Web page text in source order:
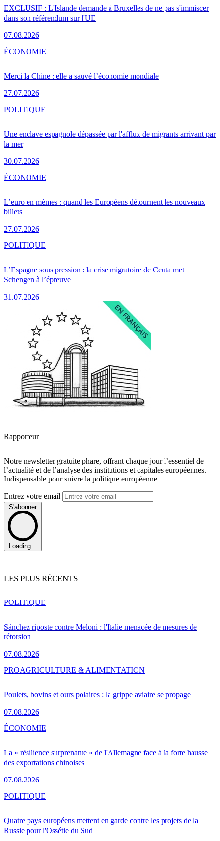
EXCLUSIF : L'Islande demande à Bruxelles de ne pas s'immiscer
dans son référendum sur l'UE
07.08.2026
Merci la Chine : elle a sauvé l’économie mondiale
27.07.2026
ÉCONOMIE
Une enclave espagnole dépassée par l'afflux de migrants arrivant par
la mer
30.07.2026
POLITIQUE
L’euro en mèmes : quand les Européens détournent les nouveaux
billets
27.07.2026
ÉCONOMIE
L’Espagne sous pression : la crise migratoire de Ceuta met
Schengen à l’épreuve
31.07.2026
POLITIQUE
Rapporteur
Notre newsletter gratuite phare, offrant chaque jour l’essentiel de
l’actualité et de l’analyse des institutions et capitales européennes.
Indispensable pour suivre la politique européenne.
Entrez votre email
S'abonner
Loading...
LES PLUS RÉCENTS
Sánchez riposte contre Meloni : l'Italie menacée de mesures de
rétorsion
07.08.2026
POLITIQUE
Poulets, bovins et ours polaires : la grippe aviaire se propage
07.08.2026
PROAGRICULTURE & ALIMENTATION
La « résilience surprenante » de l'Allemagne face à la forte hausse
des exportations chinoises
07.08.2026
ÉCONOMIE
Quatre pays européens mettent en garde contre les projets de la
Russie pour l'Ossétie du Sud
POLITIQUE